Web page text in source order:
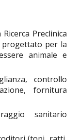
Preclinica
progettato per la
animale e
controllo
fornitura
sanitario